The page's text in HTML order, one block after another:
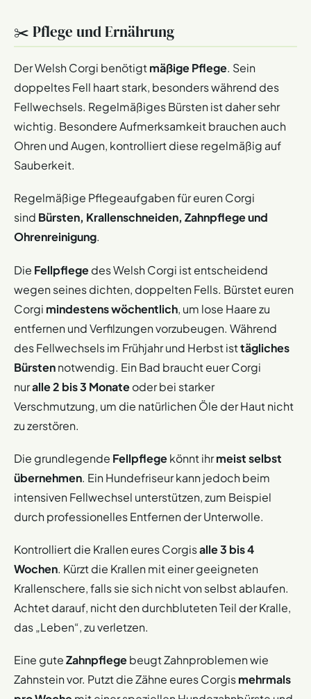
✂️ Pflege und Ernährung
Der Welsh Corgi benötigtmäßige Pflege. Sein
doppeltes Fell haart stark, besonders während des
Fellwechsels. Regelmäßiges Bürsten ist daher sehr
wichtig. Besondere Aufmerksamkeit brauchen auch
Ohren und Augen, kontrolliert diese regelmäßig auf
Sauberkeit.
Regelmäßige Pflegeaufgaben für euren Corgi
sind Bürsten, Krallenschneiden, Zahnpflege und
Ohrenreinigung.
Die Fellpflegedes Welsh Corgi ist entscheidend
wegen seines dichten, doppelten Fells. Bürstet euren
Corgi mindestens wöchentlich, um lose Haare zu
entfernen und Verfilzungen vorzubeugen. Während
des Fellwechsels im Frühjahr und Herbst isttägliches
Bürstennotwendig. Ein Bad braucht euer Corgi
nuralle 2 bis 3 Monateoder bei starker
Verschmutzung, um die natürlichen Öle der Haut nicht
zu zerstören.
Die grundlegende Fellpflegekönnt ihrmeist selbst
übernehmen. Ein Hundefriseur kann jedoch beim
intensiven Fellwechsel unterstützen, zum Beispiel
durch professionelles Entfernen der Unterwolle.
Kontrolliert die Krallen eures Corgisalle 3 bis 4
Wochen. Kürzt die Krallen mit einer geeigneten
Krallenschere, falls sie sich nicht von selbst ablaufen.
Achtet darauf, nicht den durchbluteten Teil der Kralle,
das „Leben“, zu verletzen.
Eine guteZahnpflegebeugt Zahnproblemen wie
Zahnstein vor. Putzt die Zähne eures Corgismehrmals